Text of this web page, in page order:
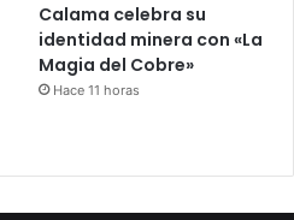
Calama celebra su
identidad minera con «La
Magia del Cobre»
Hace 11 horas